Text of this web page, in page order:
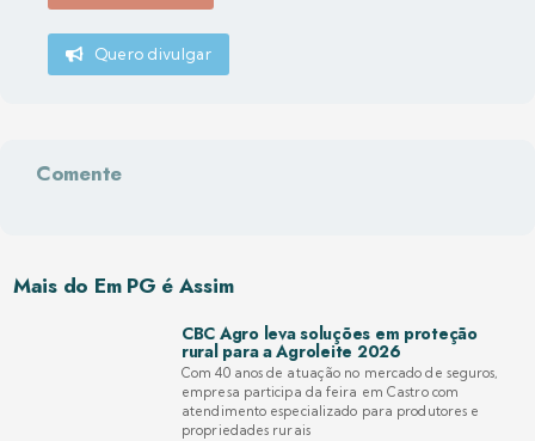
Quero divulgar
Comente
Mais do Em PG é Assim
CBC Agro leva soluções em proteção
rural para a Agroleite 2026
Com 40 anos de atuação no mercado de seguros,
empresa participa da feira em Castro com
atendimento especializado para produtores e
propriedades rurais